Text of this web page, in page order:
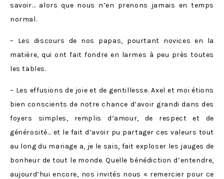
savoir… alors que nous n’en prenons jamais en temps
normal.
– Les discours de nos papas, pourtant novices en la
matière, qui ont fait fondre en larmes à peu près toutes
les tables.
– Les effusions de joie et de gentillesse. Axel et moi étions
bien conscients de notre chance d’avoir grandi dans des
foyers simples, remplis d’amour, de respect et de
générosité… et le fait d’avoir pu partager ces valeurs tout
au long du mariage a, je le sais, fait exploser les jauges de
bonheur de tout le monde. Quelle bénédiction d’entendre,
aujourd’hui encore, nos invités nous « remercier pour ce